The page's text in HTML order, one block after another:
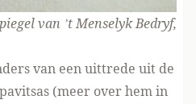
van ’t Menselyk Bedryf,
van een uittrede uit de
(meer over hem in